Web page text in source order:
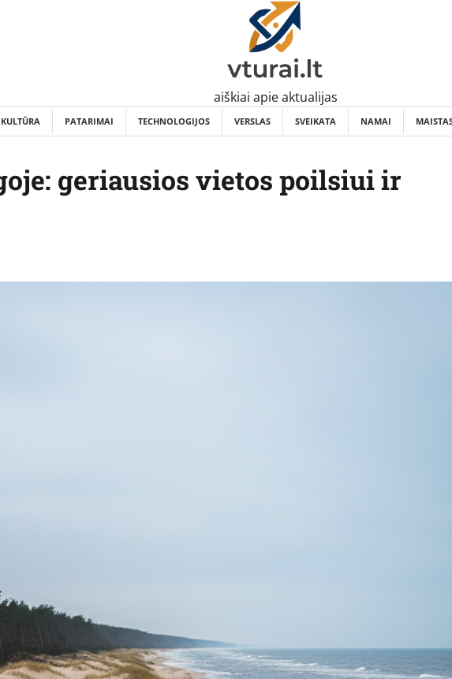
aiškiai apie aktualijas
KULTŪRA PATARIMAI TECHNOLOGIJOS VERSLAS SVEIKATA NAMAI
geriausios vietos poilsiui ir